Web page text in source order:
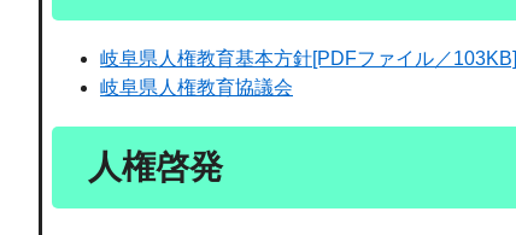
岐阜県人権教育基本方針[PDFファイル／103KB]
岐阜県人権教育協議会
人権啓発